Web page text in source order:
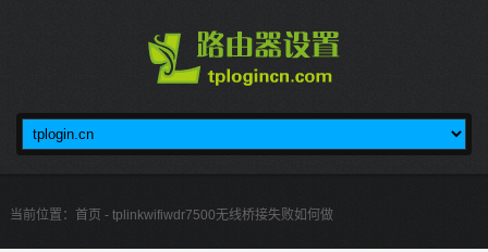
当前位置： 首页 - tplinkwifiwdr7500无线桥接失败如何做